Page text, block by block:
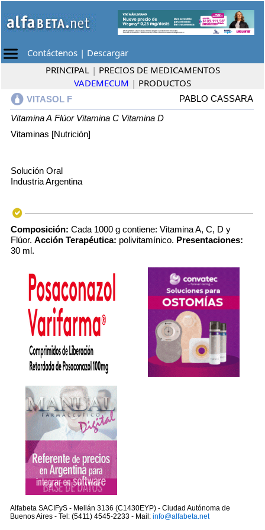
Contáctenos | Descargar
PRINCIPAL | PRECIOS DE MEDICAMENTOS
VADEMECUM | PRODUCTOS
VITASOL F
PABLO CASSARA
Vitamina A Flúor Vitamina C Vitamina D
Vitaminas [Nutrición]
Solución Oral
Industria Argentina
Composición: Cada 1000 g contiene: Vitamina A, C, D y
Flúor. Acción Terapéutica: polivitamínico. Presentaciones:
30 ml.
Alfabeta SACIFyS - Melián 3136 (C1430EYP) - Ciudad Autónoma de
Buenos Aires - Tel: (5411) 4545-2233 - Mail: info@alfabeta.net